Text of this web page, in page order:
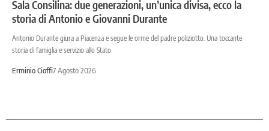
Sala Consilina: due generazioni, un’unica divisa, ecco la
storia di Antonio e Giovanni Durante
Antonio Durante giura a Piacenza e segue le orme del padre poliziotto. Una toccante
storia di famiglia e servizio allo Stato
Erminio Cioffi7 Agosto 2026